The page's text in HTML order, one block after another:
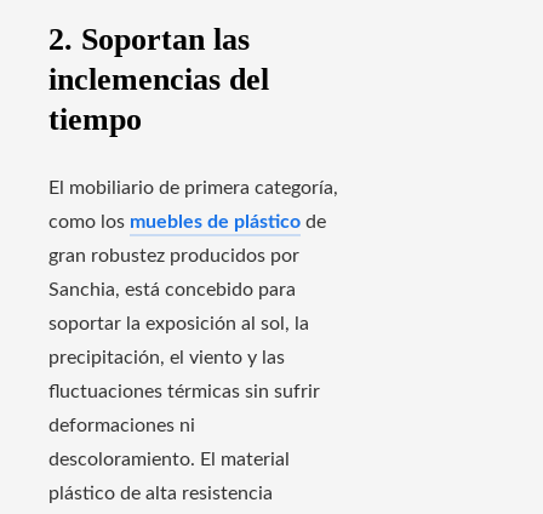
2. Soportan las
inclemencias del
tiempo
El mobiliario de primera categoría,
como los muebles de plástico de
gran robustez producidos por
Sanchia, está concebido para
soportar la exposición al sol, la
precipitación, el viento y las
fluctuaciones térmicas sin sufrir
deformaciones ni
descoloramiento. El material
plástico de alta resistencia